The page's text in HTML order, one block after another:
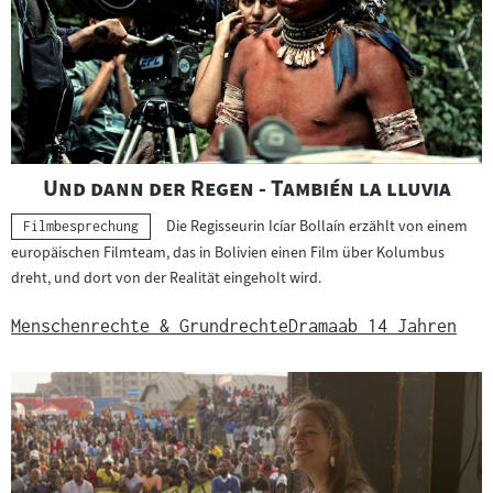
"
Und dann der Regen - También la lluvia"
Kategorie:
Filmbesprechung
Die Regisseurin Icíar Bollaín erzählt von einem
europäischen Filmteam, das in Bolivien einen Film über Kolumbus
dreht, und dort von der Realität eingeholt wird.
Menschenrechte & GrundrechteDramaab 14 Jahren